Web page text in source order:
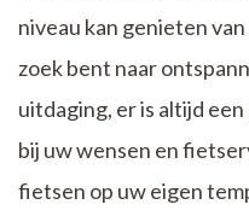
niveau kan genieten
zoek bent naar
uitdaging, er is altijd
bij uw wensen en
fietsen op uw eigen